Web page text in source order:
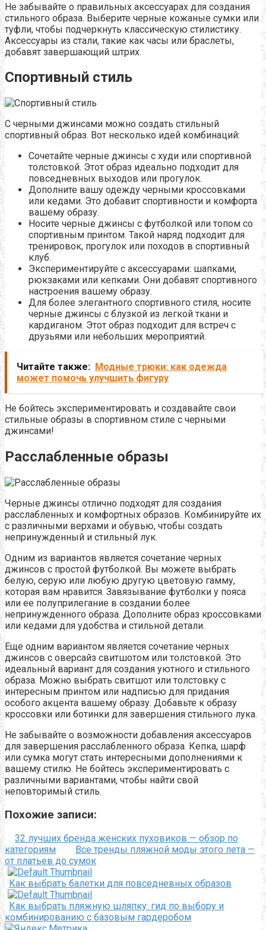
Не забывайте о правильных аксессуарах для создания
стильного образа. Выберите черные кожаные сумки или
туфли, чтобы подчеркнуть классическую стилистику.
Аксессуары из стали, такие как часы или браслеты,
добавят завершающий штрих.
Спортивный стиль
С черными джинсами можно создать стильный
спортивный образ. Вот несколько идей комбинаций:
Сочетайте черные джинсы с худи или спортивной
толстовкой. Этот образ идеально подходит для
повседневных выходов или прогулок.
Дополните вашу одежду черными кроссовками
или кедами. Это добавит спортивности и комфорта
вашему образу.
Носите черные джинсы с футболкой или топом со
спортивным принтом. Такой наряд подходит для
тренировок, прогулок или походов в спортивный
клуб.
Экспериментируйте с аксессуарами: шапками,
рюкзаками или кепками. Они добавят спортивного
настроения вашему образу.
Для более элегантного спортивного стиля, носите
черные джинсы с блузкой из легкой ткани и
кардиганом. Этот образ подходит для встреч с
друзьями или небольших мероприятий.
Читайте также: Модные трюки: как одежда
может помочь улучшить фигуру
Не бойтесь экспериментировать и создавайте свои
стильные образы в спортивном стиле с черными
джинсами!
Расслабленные образы
Черные джинсы отлично подходят для создания
расслабленных и комфортных образов. Комбинируйте их
с различными верхами и обувью, чтобы создать
непринужденный и стильный лук.
Одним из вариантов является сочетание черных
джинсов с простой футболкой. Вы можете выбрать
белую, серую или любую другую цветовую гамму,
которая вам нравится. Завязывание футболки у пояса
или ее полуприлегание в создании более
непринужденного образа. Дополните образ кроссовками
или кедами для удобства и стильной детали.
Еще одним вариантом является сочетание черных
джинсов с оверсайз свитшотом или толстовкой. Это
идеальный вариант для создания уютного и стильного
образа. Можно выбрать свитшот или толстовку с
интересным принтом или надписью для придания
особого акцента вашему образу. Добавьте к образу
кроссовки или ботинки для завершения стильного лука.
Не забывайте о возможности добавления аксессуаров
для завершения расслабленного образа. Кепка, шарф
или сумка могут стать интересными дополнениями к
вашему стилю. Не бойтесь экспериментировать с
различными вариантами, чтобы найти свой
неповторимый стиль.
Похожие записи:
32 лучших бренда женских пуховиков — обзор по
категориям
Все тренды пляжной моды этого лета —
от платьев до сумок
Как выбрать балетки для повседневных образов
Как выбрать пляжную шляпку: гид по выбору и
комбинированию с базовым гардеробом